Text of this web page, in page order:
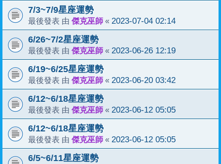
7/3~7/9星座運勢
最後發表 由 傑克巫師 « 2023-07-04 02:14
6/26~7/2星座運勢
最後發表 由 傑克巫師 « 2023-06-26 12:19
6/19~6/25星座運勢
最後發表 由 傑克巫師 « 2023-06-20 03:42
6/12~6/18星座運勢
最後發表 由 傑克巫師 « 2023-06-12 05:05
6/12~6/18星座運勢
最後發表 由 傑克巫師 « 2023-06-12 05:05
6/5~6/11星座運勢